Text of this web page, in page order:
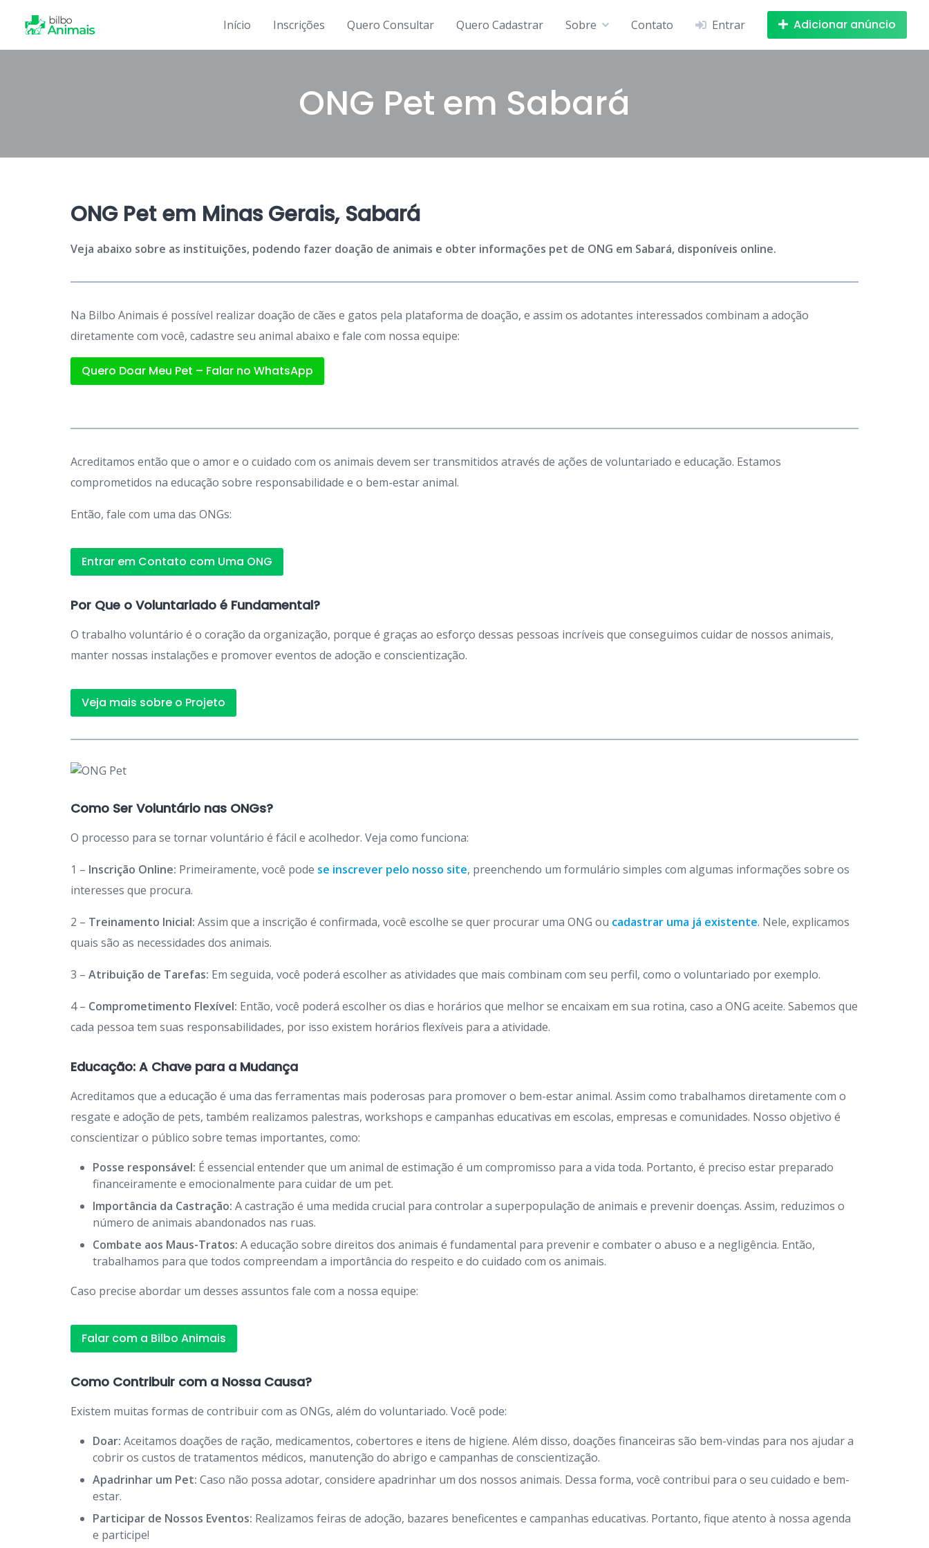
Início Inscrições Quero Consultar Quero Cadastrar Sobre Contato Entrar Adicionar anúncio
ONG Pet em Sabará
ONG Pet em Minas Gerais, Sabará
Veja abaixo sobre as instituições, podendo fazer doação de animais e obter informações pet de ONG em Sabará, disponíveis online.
Na Bilbo Animais é possível realizar doação de cães e gatos pela plataforma de doação, e assim os adotantes interessados combinam a adoção
diretamente com você, cadastre seu animal abaixo e fale com nossa equipe:
Quero Doar Meu Pet – Falar no WhatsApp
Acreditamos então que o amor e o cuidado com os animais devem ser transmitidos através de ações de voluntariado e educação. Estamos
comprometidos na educação sobre responsabilidade e o bem-estar animal.
Então, fale com uma das ONGs:
Entrar em Contato com Uma ONG
Por Que o Voluntariado é Fundamental?
O trabalho voluntário é o coração da organização, porque é graças ao esforço dessas pessoas incríveis que conseguimos cuidar de nossos animais,
manter nossas instalações e promover eventos de adoção e conscientização.
Veja mais sobre o Projeto
Como Ser Voluntário nas ONGs?
O processo para se tornar voluntário é fácil e acolhedor. Veja como funciona:
1 – Inscrição Online: Primeiramente, você pode se inscrever pelo nosso site, preenchendo um formulário simples com algumas informações sobre os
interesses que procura.
2 – Treinamento Inicial: Assim que a inscrição é confirmada, você escolhe se quer procurar uma ONG ou cadastrar uma já existente. Nele, explicamos
quais são as necessidades dos animais.
3 – Atribuição de Tarefas: Em seguida, você poderá escolher as atividades que mais combinam com seu perfil, como o voluntariado por exemplo.
4 – Comprometimento Flexível: Então, você poderá escolher os dias e horários que melhor se encaixam em sua rotina, caso a ONG aceite. Sabemos que
cada pessoa tem suas responsabilidades, por isso existem horários flexíveis para a atividade.
Educação: A Chave para a Mudança
Acreditamos que a educação é uma das ferramentas mais poderosas para promover o bem-estar animal. Assim como trabalhamos diretamente com o
resgate e adoção de pets, também realizamos palestras, workshops e campanhas educativas em escolas, empresas e comunidades. Nosso objetivo é
conscientizar o público sobre temas importantes, como:
Posse responsável: É essencial entender que um animal de estimação é um compromisso para a vida toda. Portanto, é preciso estar preparado
financeiramente e emocionalmente para cuidar de um pet.
Importância da Castração: A castração é uma medida crucial para controlar a superpopulação de animais e prevenir doenças. Assim, reduzimos o
número de animais abandonados nas ruas.
Combate aos Maus-Tratos: A educação sobre direitos dos animais é fundamental para prevenir e combater o abuso e a negligência. Então,
trabalhamos para que todos compreendam a importância do respeito e do cuidado com os animais.
Caso precise abordar um desses assuntos fale com a nossa equipe:
Falar com a Bilbo Animais
Como Contribuir com a Nossa Causa?
Existem muitas formas de contribuir com as ONGs, além do voluntariado. Você pode:
Doar: Aceitamos doações de ração, medicamentos, cobertores e itens de higiene. Além disso, doações financeiras são bem-vindas para nos ajudar a
cobrir os custos de tratamentos médicos, manutenção do abrigo e campanhas de conscientização.
Apadrinhar um Pet: Caso não possa adotar, considere apadrinhar um dos nossos animais. Dessa forma, você contribui para o seu cuidado e bem-
estar.
Participar de Nossos Eventos: Realizamos feiras de adoção, bazares beneficentes e campanhas educativas. Portanto, fique atento à nossa agenda
e participe!